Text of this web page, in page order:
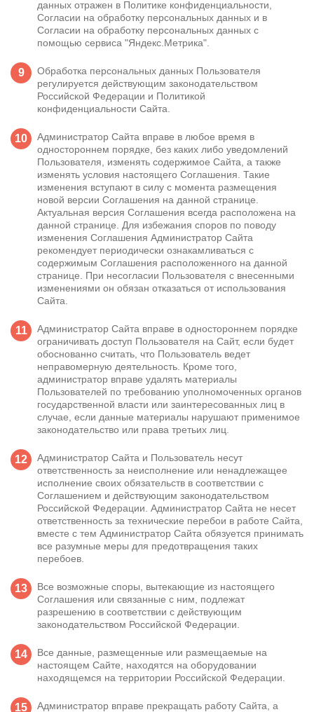
данных отражен в Политике конфиденциальности,
Согласии на обработку персональных данных и в
Согласии на обработку персональных данных с
помощью сервиса "Яндекс.Метрика".
Обработка персональных данных Пользователя
регулируется действующим законодательством
Российской Федерации и Политикой
конфиденциальности Сайта
Администратор Сайта вправе в любое время в
одностороннем порядке, без каких либо уведомлений
Пользователя, изменять содержимое Сайта, а также
изменять условия настоящего Соглашения. Такие
изменения вступают в силу с момента размещения
новой версии Соглашения на данной странице.
Актуальная версия Соглашения всегда расположена на
данной странице. Для избежания споров по поводу
изменения Соглашения Администратор Сайта
рекомендует периодически ознакамливаться с
содержимым Соглашения расположенного на данной
странице. При несогласии Пользователя с внесенными
изменениями он обязан отказаться от использования
Сайта.
Администратор Сайта вправе в одностороннем порядке
ограничивать доступ Пользователя на Сайт, если будет
обоснованно считать, что Пользователь ведет
неправомерную деятельность. Кроме того,
администратор вправе удалять материалы
Пользователей по требованию уполномоченных органов
государственной власти или заинтересованных лиц в
случае, если данные материалы нарушают применимое
законодательство или права третьих лиц.
Администратор Сайта и Пользователь несут
ответственность за неисполнение или ненадлежащее
исполнение своих обязательств в соответствии с
Соглашением и действующим законодательством
Российской Федерации. Администратор Сайта не несет
ответственность за технические перебои в работе Сайта,
вместе с тем Администратор Сайта обязуется принимать
все разумные меры для предотвращения таких
перебоев.
Все возможные споры, вытекающие из настоящего
Соглашения или связанные с ним, подлежат
разрешению в соответствии с действующим
законодательством Российской Федерации.
Все данные, размещенные или размещаемые на
настоящем Сайте, находятся на оборудовании
находящемся на территории Российской Федерации.
Администратор вправе прекращать работу Сайта, а
Оставьте данные и мы вам перезвоним!
Нажимая кнопку я соглашаюсь с
политикой конфиденциальности
пользовательским соглашением
Вызвать специалиста
Выбор города
Поиск по сайту
Результаты поиска (0)
Задать вопрос
Задайте свой вопрос и мы ответим вам
Нажимая кнопку я соглашаюсь сполитикой конфиденциальности
пользовательским соглашением
Отправить